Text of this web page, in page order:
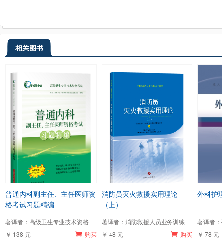
相关图书
普通内科副主任、主任医师资
格考试习题精编
著译者：高级卫生专业技术资格
￥ 138 元
购买
消防员灭火救援实用理论
（上）
著译者：消防救援人员业务训练
￥ 48 元
购买
外科护
著译者
￥ 78 元